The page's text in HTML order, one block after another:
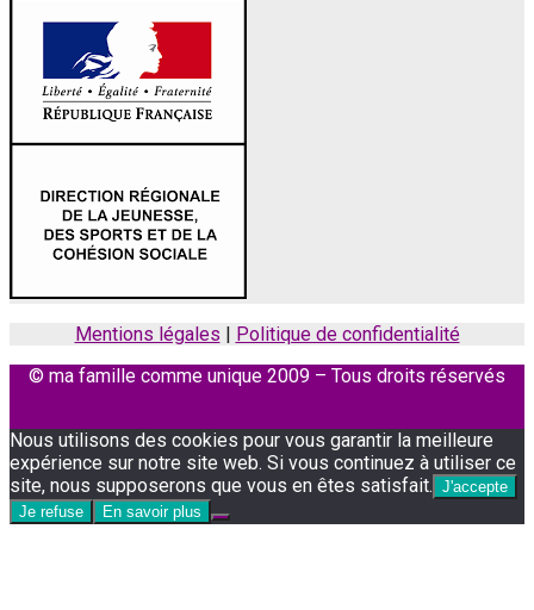
Mentions légales | Politique de confidentialité
© ma famille comme unique 2009 – Tous droits réservés
Nous utilisons des cookies pour vous garantir la meilleure
expérience sur notre site web. Si vous continuez à utiliser ce
site, nous supposerons que vous en êtes satisfait. J'accepte
Je refuse
En savoir plus